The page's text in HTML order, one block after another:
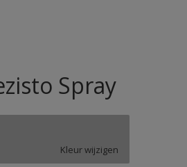
Spray
Kleur wijzigen